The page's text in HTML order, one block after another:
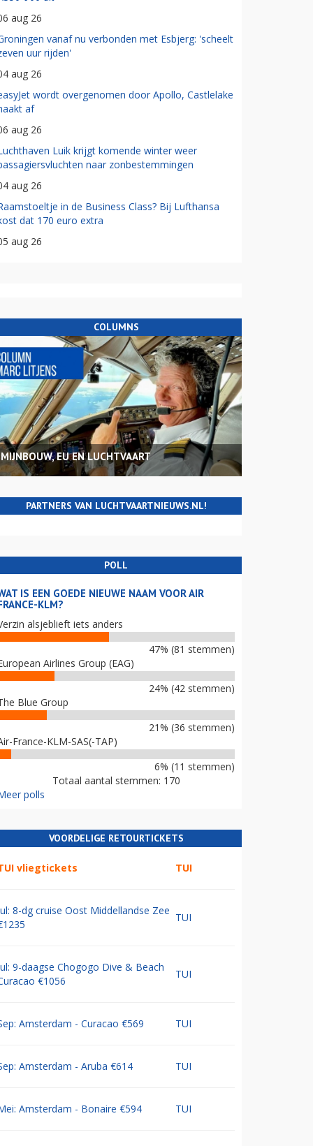
aug 26
vanaf nu verbonden met Esbjerg: 'scheelt
uur rijden'
aug 26
wordt overgenomen door Apollo, Castlelake
af
aug 26
Luik krijgt komende winter weer
naar zonbestemmingen
aug 26
in de Business Class? Bij Lufthansa
dat 170 euro extra
aug 26
COLUMNS
MIJNBOUW, EU EN LUCHTVAART
PARTNERS VAN LUCHTVAARTNIEUWS.NL!
POLL
IS EEN GOEDE NIEUWE NAAM VOOR AIR
KLM?
alsjeblieft iets anders
47% (81 stemmen)
Airlines Group (EAG)
24% (42 stemmen)
Blue Group
21% (36 stemmen)
France-KLM-SAS(-TAP)
6% (11 stemmen)
Totaal aantal stemmen: 170
polls
VOORDELIGE RETOURTICKETS
vliegtickets TUI
8-dg cruise Oost Middellandse Zee
TUI
9-daagse Chogogo Dive & Beach
€1056
TUI
Amsterdam - Curacao €569 TUI
Amsterdam - Aruba €614 TUI
Amsterdam - Bonaire €594 TUI